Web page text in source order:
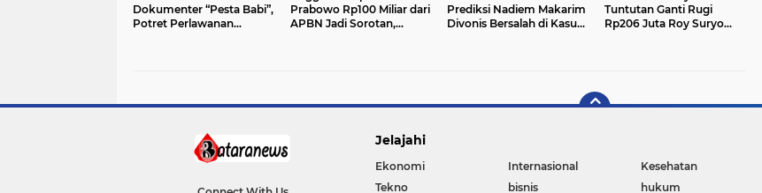
Dokumenter “Pesta Babi”,
Potret Perlawanan
Prabowo Rp100 Miliar dari
APBN Jadi Sorotan,
Prediksi Nadiem Makarim
Divonis Bersalah di Kasus
Tuntutan Ganti Rugi
Rp206 Juta Roy Suryo
Jelajahi
Ekonomi Internasional Kesehatan
Tekno
bisnis hukum